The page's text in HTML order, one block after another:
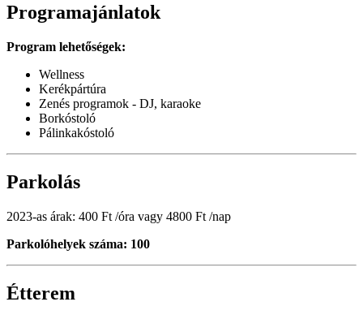
Programajánlatok
Program lehetőségek:
Wellness
Kerékpártúra
Zenés programok - DJ, karaoke
Borkóstoló
Pálinkakóstoló
Parkolás
2023-as árak: 400 Ft /óra vagy 4800 Ft /nap
Parkolóhelyek száma: 100
Étterem